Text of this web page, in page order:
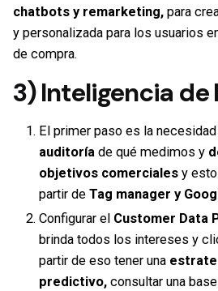
chatbots y remarketing, para
y personalizada para los usuarios
de compra.
3) Inteligencia de
El primer paso es la
auditoría de qué medimos y
objetivos comerciales y
partir de Tag manager y
Configurar el Customer Data
brinda todos los intereses y
partir de eso tener una
predictivo, consultar una